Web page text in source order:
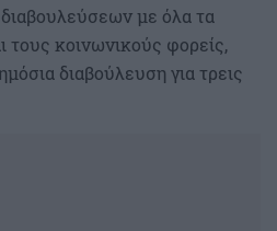
διαβουλεύσεων με όλα τα
τους κοινωνικούς φορείς,
διαβούλευση για τρεις